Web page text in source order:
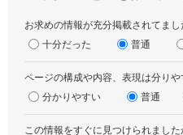
お求めの情報が充分掲載されてまし
十分だった
普通
ページの構成や内容、表現は分りや
分かりやすい
普通
この情報をすぐに見つけられました